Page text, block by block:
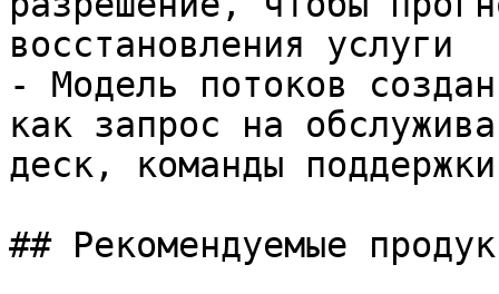
восстановления услуги
- Модель потоков
как запрос на
деск, команды
## Рекомендуемые